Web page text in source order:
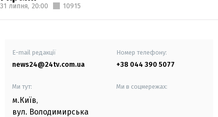
31 липня, 20:00 10915
E-mail редакції
news24@24tv.com.ua
Номер телефону:
+38 044 390 5077
Ми тут:
м.Київ,
вул. Володимирська
Ми в соцмережах: